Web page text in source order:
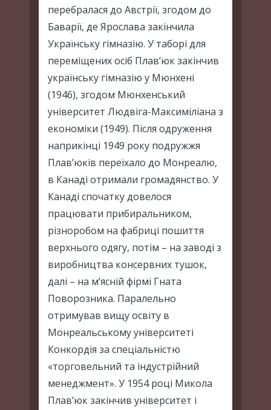
перебралася до Австрії, згодом до
Баварії, де Ярослава закінчила
Українську гімназію. У таборі для
переміщених осіб Плав’юк закінчив
українську гімназію у Мюнхені
(1946), згодом Мюнхенський
університет Людвіга-Максиміліана з
економіки (1949). Після одруження
наприкінці 1949 року подружжя
Плав’юків переїхало до Монреалю,
в Канаді отримали громадянство. У
Канаді спочатку довелося
працювати прибиральником,
різноробом на фабриці пошиття
верхнього одягу, потім – на заводі з
виробництва консервних тушок,
далі – на м’ясній фірмі Гната
Поворозника. Паралельно
отримував вищу освіту в
Монреальському університеті
Конкордія за спеціальністю
«торговельний та індустрійний
менеджмент». У 1954 році Микола
Плав’юк закінчив університет і